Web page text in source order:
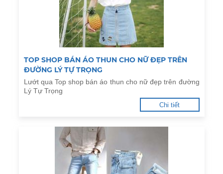
TOP SHOP BÁN ÁO THUN CHO NỮ ĐẸP TRÊN
ĐƯỜNG LÝ TỰ TRỌNG
Lướt qua Top shop bán áo thun cho nữ đẹp trên đường
Lý Tự Trọng
Chi tiết